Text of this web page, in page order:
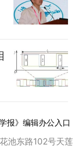
报》编辑办公入口
池东路102号天莲